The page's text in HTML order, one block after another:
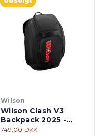
Wilson
Wilson Clash V3
Backpack 2025 -
Black/Infrared
749,00 DKK